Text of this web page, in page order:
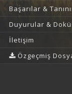
Başarılar &
Duyurular &
İletişim
Özgeçmiş